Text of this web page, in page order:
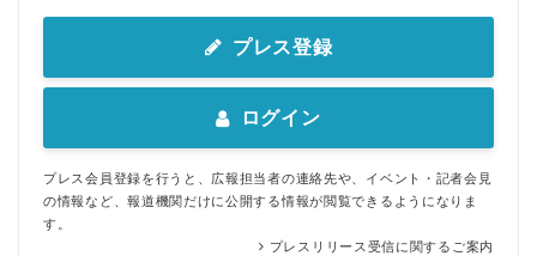
プレス登録
ログイン
プレス会員登録を行うと、広報担当者の連絡先や、イベント・記者会見
の情報など、報道機関だけに公開する情報が閲覧できるようになりま
す。
プレスリリース受信に関するご案内